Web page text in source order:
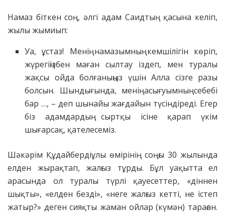
Намаз біткен соң, әлгі адам Саидтың қасына келіп,
жылы жымиып:
Уа, ұстаз! Менің намазымның кемшілігін көріп,
жүрегіңізбен маған сылтау іздеп, мен туралы
жақсы ойда болғаныңыз үшін Алла сізге разы
болсын. Шындығында, менің асығуымның себебі
бар …, – деп шынайы жағдайын түсіндіреді. Егер
біз адамдардың сыртқы ісіне қарап үкім
шығарсақ, қателесеміз.
Шәкәрім Құдайбердіұлы өмірінің соңғы 30 жылында
елден жырақтап, жалғыз тұрды. Бұл уақытта ел
арасында ол туралы түрлі қауесеттер, «діннен
шықты», «елден безді», «неге жалғыз кетті, не істеп
жатыр?» деген сияқты жаман ойлар (күмән) тараған.